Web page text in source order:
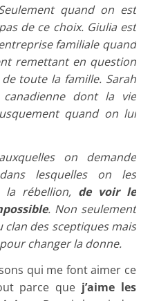
quand on est
de ce choix. Giulia est
familiale quand
remettant en question
toute la famille. Sarah
dont la vie
quand on lui
on demande
lesquelles on les
rébellion, de voir le
. Non seulement
clan des sceptiques mais
changer la donne.
qui me font aimer ce
parce que j’aime les